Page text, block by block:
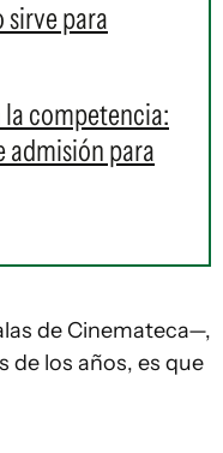
sirve para
competencia:
admisión para
de Cinemateca—,
de los años, es que